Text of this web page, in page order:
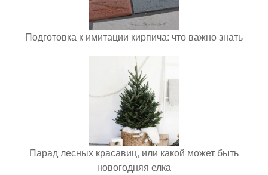
Подготовка к имитации кирпича: что важно знать
Парад лесных красавиц, или какой может быть
новогодняя елка